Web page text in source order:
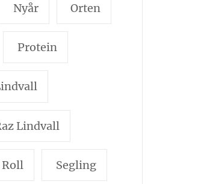
Nyår Orten
Protein
Lindvall
Roll Segling